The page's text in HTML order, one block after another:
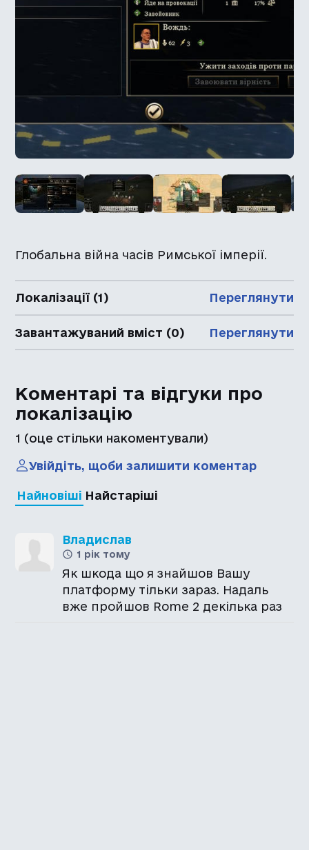
Глобальна війна часів Римської імперії.
Локалізації (1) Переглянути
Завантажуваний вміст (0) Переглянути
Коментарі та відгуки про
локалізацію
1 (оце стільки накоментували)
Увійдіть, щоби залишити коментар
Найновіші Найстаріші
Владислав
1 рік тому
Як шкода що я знайшов Вашу
платформу тільки зараз. Надаль
вже пройшов Rome 2 декілька раз